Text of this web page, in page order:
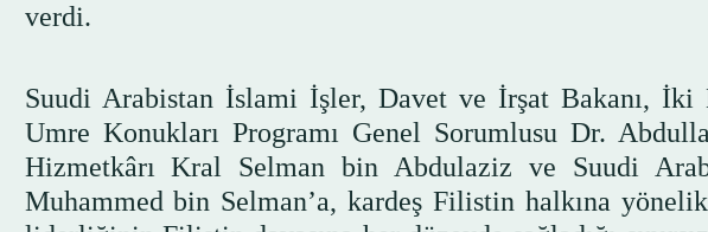
verdi.
Suudi Arabistan İslami İşler, Davet ve İrşat Bakanı,
Umre Konukları Programı Genel Sorumlusu Dr.
Hizmetkârı Kral Selman bin Abdulaziz ve Suudi
Muhammed bin Selman’a, kardeş Filistin halkına